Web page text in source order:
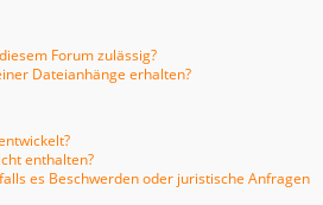
Forum zulässig?
Dateianhänge erhalten?
enthalten?
es Beschwerden oder juristische Anfragen